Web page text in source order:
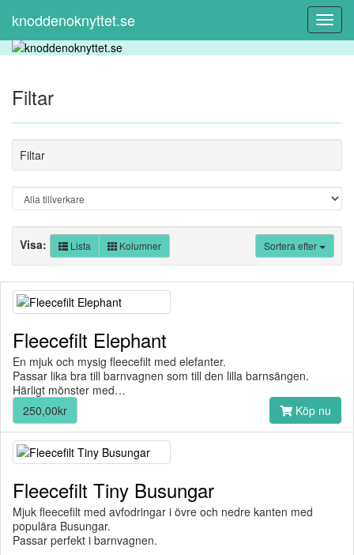
knoddenoknyttet.se
Filtar
Filtar
Sortera efter
Visa: Lista Kolumner
Fleecefilt Elephant
En mjuk och mysig fleecefilt med elefanter.
Passar lika bra till barnvagnen som till den lilla barnsängen.
Härligt mönster med…
250,00kr
Köp nu
Fleecefilt Tiny Busungar
Mjuk fleecefilt med avfodringar i övre och nedre kanten med
populära Busungar.
Passar perfekt i barnvagnen.